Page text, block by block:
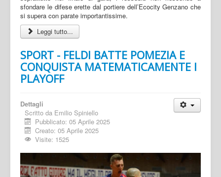
sfondare le difese erette dal portiere dell’Ecocity Genzano che
si supera con parate importantissime.
Leggi tutto...
SPORT - FELDI BATTE POMEZIA E
CONQUISTA MATEMATICAMENTE I
PLAYOFF
Dettagli
Scritto da Emilio Spiniello
Pubblicato: 05 Aprile 2025
Creato: 05 Aprile 2025
Visite: 1525